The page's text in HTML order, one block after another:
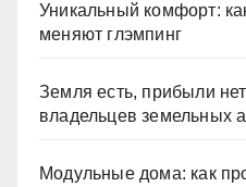
Уникальный комфорт:
меняют глэмпинг
Земля есть, прибыли
владельцев земельных
Модульные дома: как